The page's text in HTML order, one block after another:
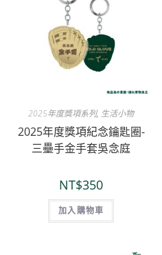
2025年度獎項系列, 生活小物
2025年度獎項紀念鑰匙圈-
三壘手金手套吳念庭
NT$350
加入購物車